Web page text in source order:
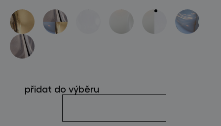
pro profesionály
store locator
přidat do výběru